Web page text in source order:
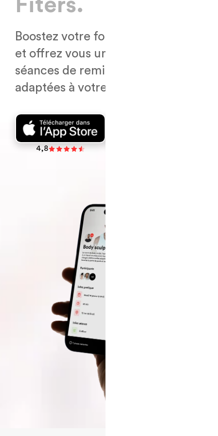
Fiters.
Boostez votre forme avec Fiters
et offrez vous une variété de
séances de remise en forme
adaptées à votre niveau !
4,8